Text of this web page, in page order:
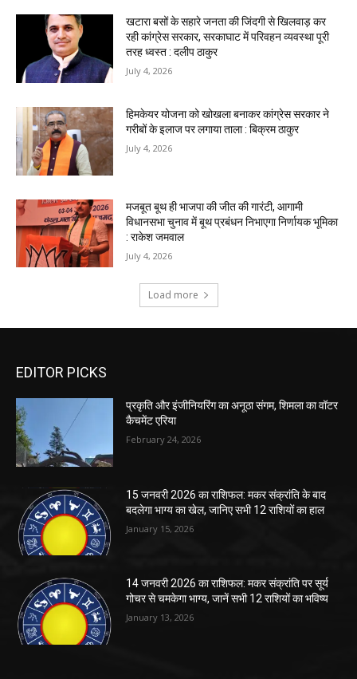
EDITOR PICKS
प्रकृति और इंजीनियरिंग का अनूठा संगम, शिमला का वॉटर
कैचमेंट एरिया
February 24, 2026
15 जनवरी 2026 का राशिफल: मकर संक्रांति के बाद
बदलेगा भाग्य का खेल, जानिए सभी 12 राशियों का हाल
January 15, 2026
14 जनवरी 2026 का राशिफल: मकर संक्रांति पर सूर्य
गोचर से चमकेगा भाग्य, जानें सभी 12 राशियों का भविष्य
January 13, 2026